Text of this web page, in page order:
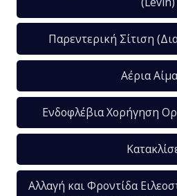
Παρεντερική Σίτιση
Αέρια
Ενδοφλέβια Χορήγηση
Αλλαγή και Φροντίδα